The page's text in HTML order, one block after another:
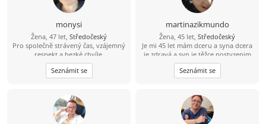
monysi
Žena, 47 let, Středočeský
Pro společně strávený čas, vzájemný
respekt a hezké chvíle.
Mladoboleslavsko - Nymbursko. Jen
nekuřák se zájmem vybudovat
postupně vážný vztah.
Seznámit se
martinazikmundo
Žena, 45 let, Středočeský
Je mi 45 let mám dceru a syna dcera
je zdravá a syn je těžce postyzenim
starám se o něj 24 hodin denně jinak
mám ráda výlety procházky kino
dojdu s někým na kafe ????
Seznámit se